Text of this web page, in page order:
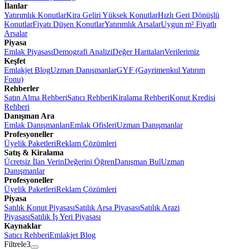
İlanlar
Yatırımlık KonutlarKira Geliri Yüksek KonutlarHızlı Geri Dönüşlü
KonutlarFiyatı Düşen KonutlarYatırımlık ArsalarUygun m² Fiyatlı
Arsalar
Piyasa
Emlak PiyasasıDemografi AnaliziDeğer HaritalarıVerilerimiz
Keşfet
Emlakjet BlogUzman DanışmanlarGYF (Gayrimenkul Yatırım
Fonu)
Rehberler
Satın Alma RehberiSatıcı RehberiKiralama RehberiKonut Kredisi
Rehberi
Danışman Ara
Emlak DanışmanlarıEmlak OfisleriUzman Danışmanlar
Profesyoneller
Üyelik PaketleriReklam Çözümleri
Satış & Kiralama
Ücretsiz İlan VerinDeğerini ÖğrenDanışman BulUzman
Danışmanlar
Profesyoneller
Üyelik PaketleriReklam Çözümleri
Piyasa
Satılık Konut PiyasasıSatılık Arsa PiyasasıSatılık Arazi
PiyasasıSatılık İş Yeri Piyasası
Kaynaklar
Satıcı RehberiEmlakjet Blog
Filtrele3